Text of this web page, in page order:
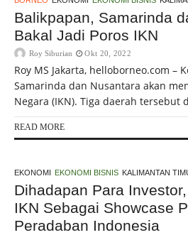
Balikpapan, Samarinda
Bakal Jadi Poros IKN
Roy Siburian Okt 20, 2022
Roy MS Jakarta, helloborneo.com –
Samarinda dan Nusantara akan
Negara (IKN). Tiga daerah tersebut
READ MORE
EKONOMI EKONOMI BISNIS KALIMANTAN
Dihadapan Para
IKN Sebagai Showcase
Peradaban Indonesia